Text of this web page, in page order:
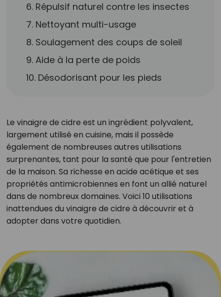
6. Répulsif naturel contre les insectes
7. Nettoyant multi-usage
8. Soulagement des coups de soleil
9. Aide à la perte de poids
10. Désodorisant pour les pieds
Le vinaigre de cidre est un ingrédient polyvalent,
largement utilisé en cuisine, mais il possède
également de nombreuses autres utilisations
surprenantes, tant pour la santé que pour l'entretien
de la maison. Sa richesse en acide acétique et ses
propriétés antimicrobiennes en font un allié naturel
dans de nombreux domaines. Voici 10 utilisations
inattendues du vinaigre de cidre à découvrir et à
adopter dans votre quotidien.